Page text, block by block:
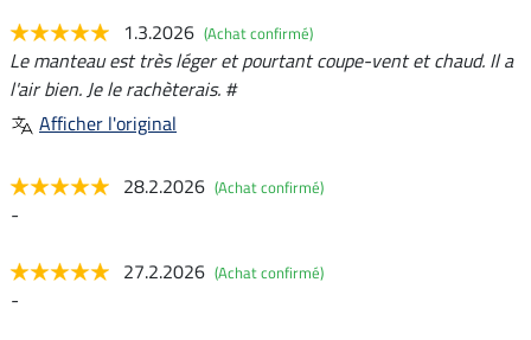
1.3.2026 (Achat confirmé)
Le manteau est très léger et pourtant coupe-vent et chaud. Il a
l'air bien. Je le rachèterais. #
Afficher l'original
28.2.2026 (Achat confirmé)
-
27.2.2026 (Achat confirmé)
-